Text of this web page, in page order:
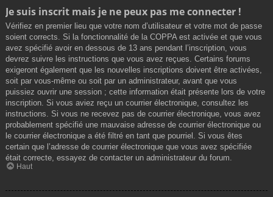
Je suis inscrit mais je ne peux pas me connecter !
Vérifiez en premier lieu que votre nom d’utilisateur et votre mot de passe
soient corrects. Si la fonctionnalité de la COPPA est activée et que vous
avez spécifié avoir en dessous de 13 ans pendant l’inscription, vous
devrez suivre les instructions que vous avez reçues. Certains forums
exigeront également que les nouvelles inscriptions doivent être activées,
soit par vous-même ou soit par un administrateur, avant que vous
puissiez ouvrir une session ; cette information était présente lors de votre
inscription. Si vous aviez reçu un courrier électronique, consultez les
instructions. Si vous ne recevez pas de courrier électronique, vous avez
probablement spécifié une mauvaise adresse de courrier électronique ou
le courrier électronique a été filtré en tant que pourriel. Si vous êtes
certain que l’adresse de courrier électronique que vous avez spécifiée
était correcte, essayez de contacter un administrateur du forum.
Haut